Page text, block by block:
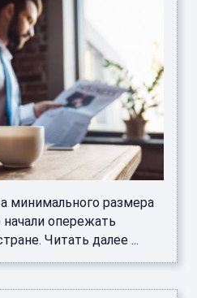
минимального размера
опережать
Читать далее ...